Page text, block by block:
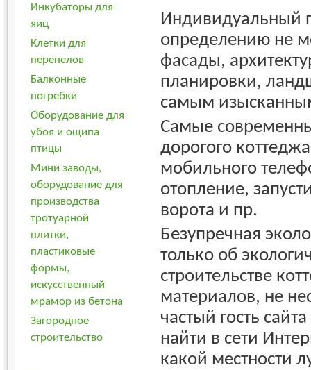
Инкубаторы для
яиц
Клетки для
перепелов
Балконные
погребки
Оборудование для
убоя и ощипа
птицы
Мини заводы,
оборудование для
производства
тротуарной
плитки,
пластиковые
формы,
искусственный
мрамор из бетона
Загородное
строительство
Индивидуальный
определению не
фасады,
планировки,
самым
Самые
дорогого
мобильного
отопление,
ворота и пр.
Безупречная
только об
строительстве
материалов, не
частый гость
найти в сети
какой местности